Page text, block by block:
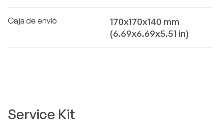
Caja de envío
170x170x140 mm
(6.69x6.69x5.51 in)
Service Kit